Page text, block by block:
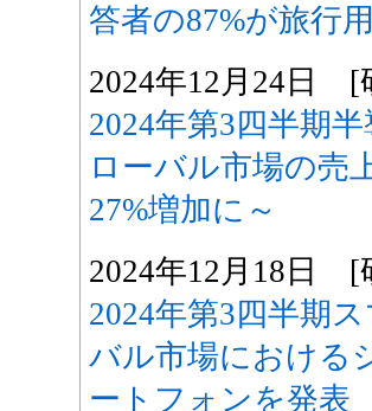
答者の87%が旅行
2024年12月24日 [
2024年第3四半期
ローバル市場の売
27%増加に～
2024年12月18日 [
2024年第3四半期
バル市場における
ートフォンを発表